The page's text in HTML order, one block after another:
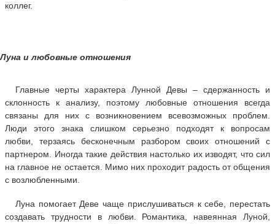
коллег.
Луна и любовные отношения
Главные черты характера Лунной Девы – сдержанность и
склонность к анализу, поэтому любовные отношения всегда
связаны для них с возникновением всевозможных проблем.
Люди этого знака слишком серьезно подходят к вопросам
любви, терзаясь бесконечным разбором своих отношений с
партнером. Иногда такие действия настолько их изводят, что сил
на главное не остается. Мимо них проходит радость от общения
с возлюбленными.
Луна помогает Деве чаще прислушиваться к себе, перестать
создавать трудности в любви. Романтика, навеянная Луной,